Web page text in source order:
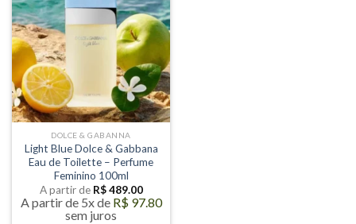
DOLCE & GABANNA
Light Blue Dolce & Gabbana
Eau de Toilette – Perfume
Feminino 100ml
A partir de R$489.00
A partir de 5x de R$97.80
sem juros